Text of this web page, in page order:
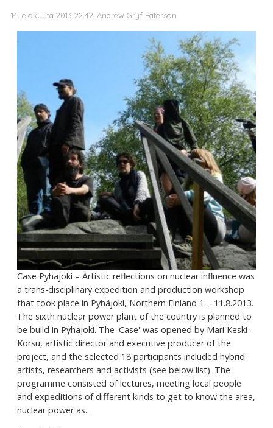
14. elokuuta 2013 22.42, Andrew Gryf Paterson
Case Pyhäjoki – Artistic reflections on nuclear influence was
a trans-disciplinary expedition and production workshop
that took place in Pyhäjoki, Northern Finland 1. - 11.8.2013.
The sixth nuclear power plant of the country is planned to
be build in Pyhäjoki. The 'Case' was opened by Mari Keski-
Korsu, artistic director and executive producer of the
project, and the selected 18 participants included hybrid
artists, researchers and activists (see below list). The
programme consisted of lectures, meeting local people
and expeditions of different kinds to get to know the area,
nuclear power as...